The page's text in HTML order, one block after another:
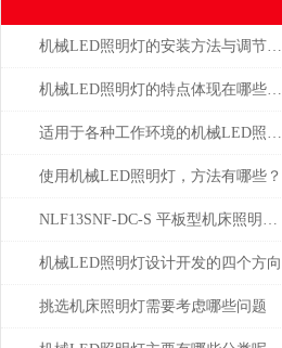
机械LED照明灯的安装方法与调节方式
机械LED照明灯的特点体现在哪些方面？
适用于各种工作环境的机械LED照明灯设计
使用机械LED照明灯，方法有哪些？
NLF13SNF-DC-S 平板型机床照明灯日本NIKKI总代理
机械LED照明灯设计开发的四个方向
挑选机床照明灯需要考虑哪些问题